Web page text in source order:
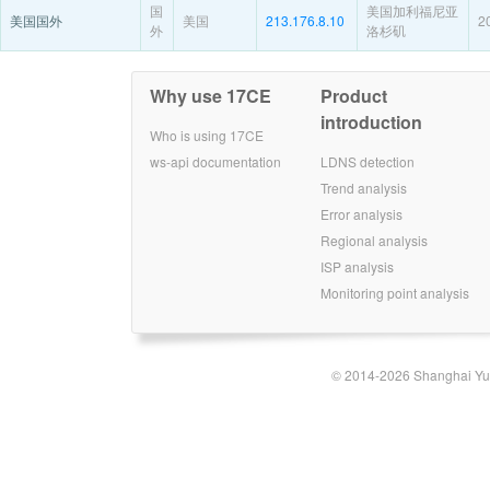
美国国外
国
外
美国 213.176.8.10
美国加利福尼亚
洛杉矶
Why use 17CE
Who is using 17CE
ws-api documentation
Product
introduction
LDNS detection
Trend analysis
Error analysis
Regional analysis
ISP analysis
Monitoring point analysis
© 2014-2026 Shanghai